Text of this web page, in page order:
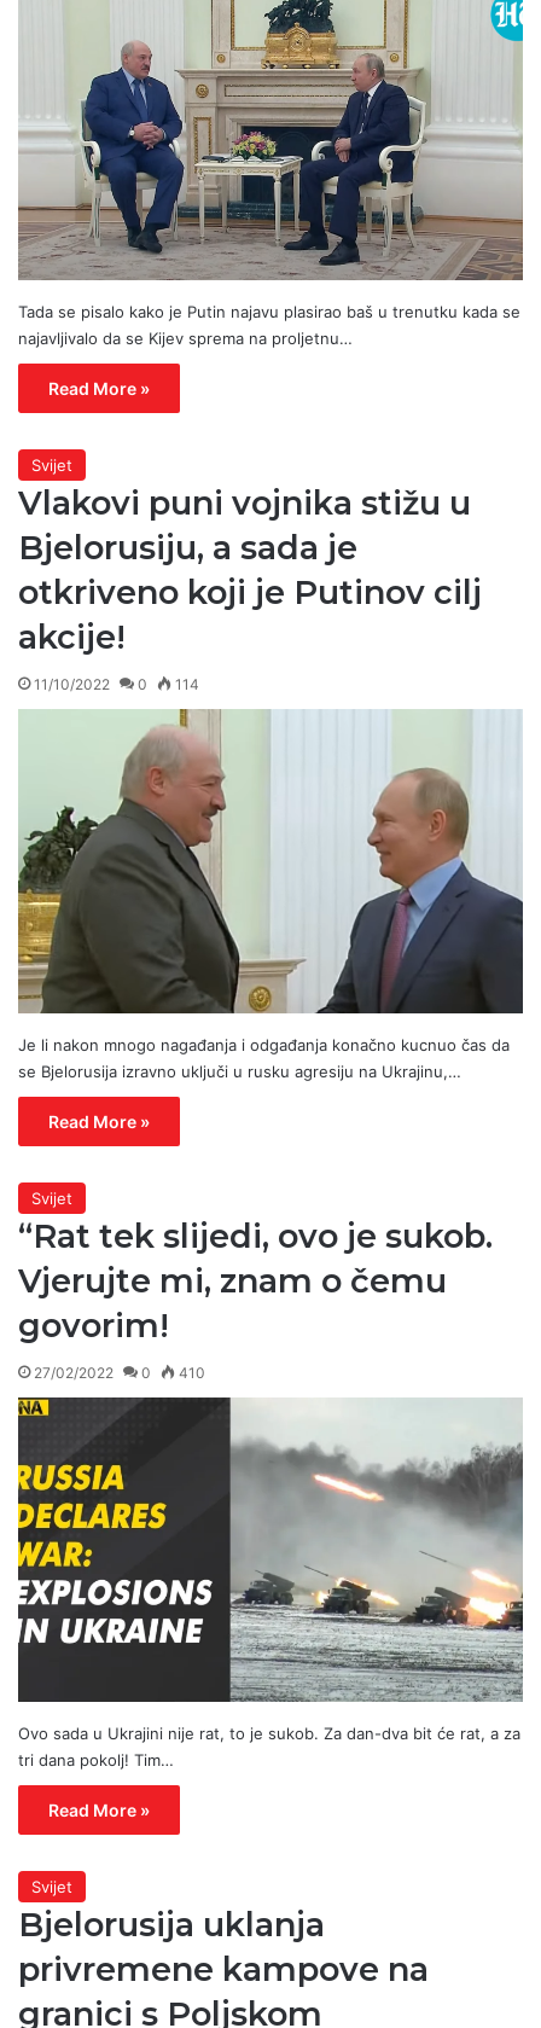
Tada se pisalo kako je Putin najavu plasirao baš u trenutku kada se
najavljivalo da se Kijev sprema na proljetnu…
Read More »
Svijet
Vlakovi puni vojnika stižu u
Bjelorusiju, a sada je
otkriveno koji je Putinov cilj
akcije!
11/10/2022 0 114
Je li nakon mnogo nagađanja i odgađanja konačno kucnuo čas da
se Bjelorusija izravno uključi u rusku agresiju na Ukrajinu,…
Read More »
Svijet
“Rat tek slijedi, ovo je sukob.
Vjerujte mi, znam o čemu
govorim!
27/02/2022 0 410
Ovo sada u Ukrajini nije rat, to je sukob. Za dan-dva bit će rat, a za
tri dana pokolj! Tim…
Read More »
Svijet
Bjelorusija uklanja
privremene kampove na
granici s Poljskom